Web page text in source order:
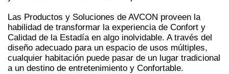
Las Productos y Soluciones de AVCON proveen la
habilidad de transformar la experiencia de Confort y
Calidad de la Estadía en algo inolvidable. A través del
diseño adecuado para un espacio de usos múltiples,
cualquier habitación puede pasar de un lugar tradicional
a un destino de entretenimiento y Confortable.